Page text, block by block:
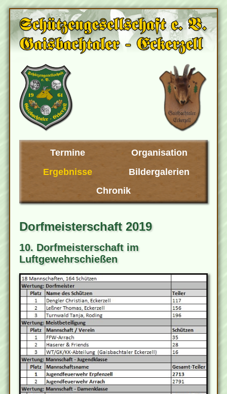
Termine
Organisation
Ergebnisse
Bildergalerien
Chronik
Dorfmeisterschaft 2019
10. Dorfmeisterschaft im
Luftgewehrschießen